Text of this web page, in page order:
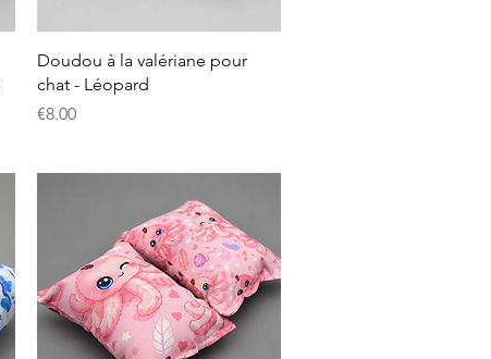
クイックビュー
Doudou à la valériane pour
chat - Léopard
価格
€8.00